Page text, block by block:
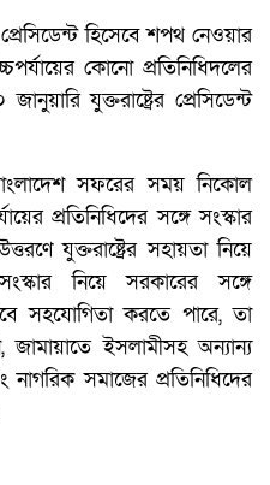
প্রেসিডেন্ট হিসেবে শপথ নেওয়ার
কোনো প্রতিনিধিদলের
যুক্তরাষ্ট্রের প্রেসিডেন্ট
সফরের সময় নিকোল
প্রতিনিধিদের সঙ্গে সংস্কার
যুক্তরাষ্ট্রের সহায়তা নিয়ে
নিয়ে সরকারের সঙ্গে
সহযোগিতা করতে পারে, তা
ইসলামীসহ অন্যান্য
সমাজের প্রতিনিধিদের